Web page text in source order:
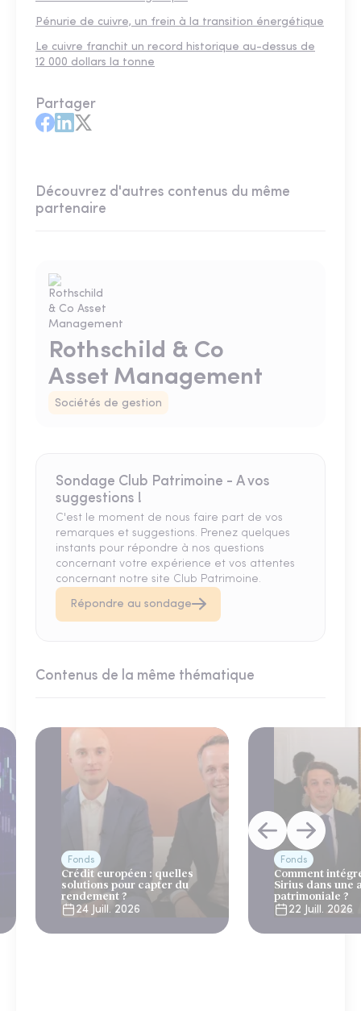
Pénurie de cuivre, un frein à la transition énergétique
Le cuivre franchit un record historique au-dessus de
12 000 dollars la tonne
Partager
Découvrez d'autres contenus du même
partenaire
Rothschild & Co
Asset Management
Sociétés de gestion
Sondage Club Patrimoine - A vos
suggestions !
C'est le moment de nous faire part de vos
remarques et suggestions. Prenez quelques
instants pour répondre à nos questions
concernant votre expérience et vos attentes
concernant notre site Club Patrimoine.
Répondre au sondage
Contenus de la même thématique
Fonds
Crédit européen : quelles
solutions pour capter du
rendement ?
24 Juill. 2026
Fonds
Comment
Sirius dans une
patrimoniale ?
22 Juill. 2026